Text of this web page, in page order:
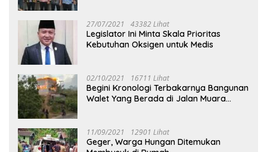
27/07/2021 43382 Lihat
Legislator Ini Minta Skala Prioritas
Kebutuhan Oksigen untuk Medis
02/10/2021 16711 Lihat
Begini Kronologi Terbakarnya Bangunan
Walet Yang Berada di Jalan Muara
11/09/2021 12901 Lihat
Geger, Warga Hungan Ditemukan